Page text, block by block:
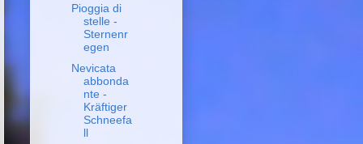
Pioggia di
stelle -
Sternenr
egen
Nevicata
abbonda
nte -
Kräftiger
Schneefa
ll